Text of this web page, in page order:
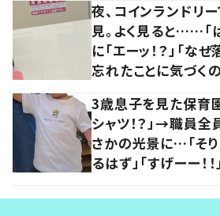
夜、コインランドリ
見。よく見ると……「
に「エーッ！？」「な
忘れたことに気づくの
3歳息子を見た保育
シャツ！？」→職員
さかの光景に…「そ
るはず」「すげーー！！」